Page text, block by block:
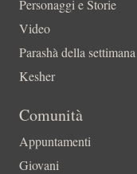
Personaggi e Storie
Video
Parashà della settimana
Kesher
Comunità
Appuntamenti
Giovani